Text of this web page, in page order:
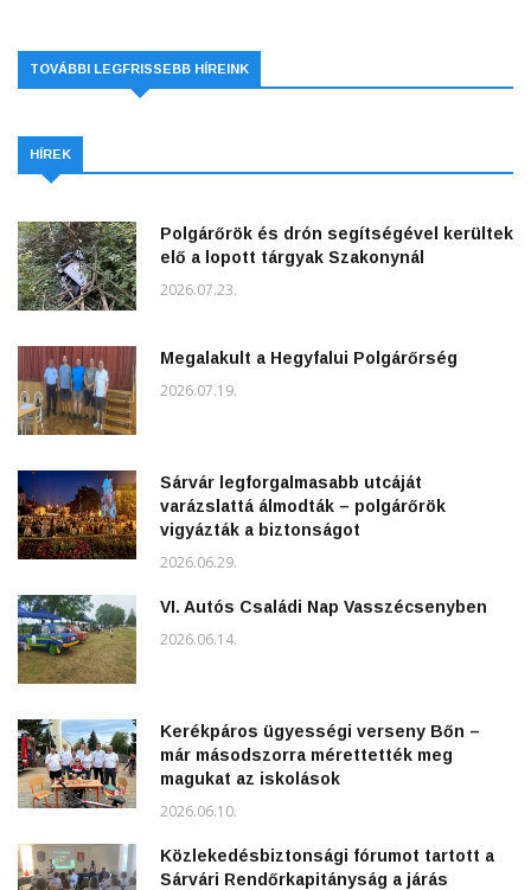
TOVÁBBI LEGFRISSEBB HÍREINK
HÍREK
Polgárőrök és drón segítségével kerültek
elő a lopott tárgyak Szakonynál
2026.07.23.
Megalakult a Hegyfalui Polgárőrség
2026.07.19.
Sárvár legforgalmasabb utcáját
varázslattá álmodták – polgárőrök
vigyázták a biztonságot
2026.06.29.
VI. Autós Családi Nap Vasszécsenyben
2026.06.14.
Kerékpáros ügyességi verseny Bőn –
már másodszorra mérettették meg
magukat az iskolások
2026.06.10.
Közlekedésbiztonsági fórumot tartott a
Sárvári Rendőrkapitányság a járás